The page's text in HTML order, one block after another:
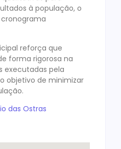
à população, o
reforça que
forma rigorosa na
executadas pela
objetivo de minimizar
das Ostras